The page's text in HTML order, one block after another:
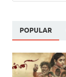
POPULAR